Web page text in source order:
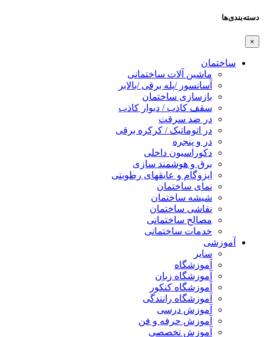
دسته‌بندی‌ها
×
ساختمان
ماشین آلات ساختمانی
آسانسور /پله برقی /بالابر
بازسازی ساختمان
سقف کاذب / دیوار کاذب
در ضد سرقت
در اتوماتیک / کرکره برقی
در و پنجره
دکوراسیون داخلی
برق و هوشمند سازی
ایزوگام و عایقهای رطوبتی
نمای ساختمان
شیشه ساختمان
نقاشی ساختمان
مصالح ساختمانی
خدمات ساختمانی
آموزشی
سایر
آموزشگاه
آموزشگاه زبان
آموزشگاه کنکور
آموزشگاه رانندگی
آموزش درسی
آموزش حرفه و فن
آموزش تخصصی